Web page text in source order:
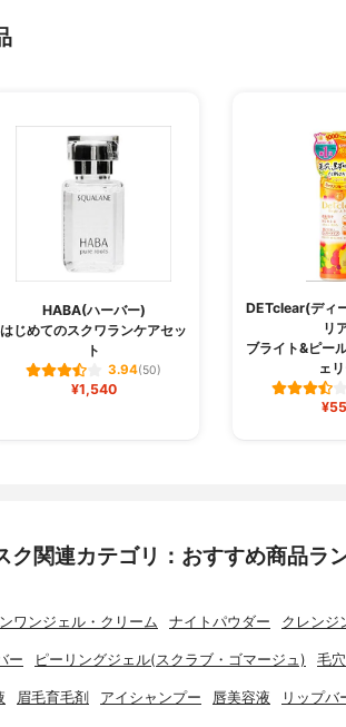
HABA(ハーバー)
はじめてのスクワランケアセッ
ト
3.94(50)
¥1,540
DETclear(ディ
リ
ブライト&ピー
ェ
ク関連カテゴリ：おすすめ商品ラ
ワンジェル・クリーム ナイトパウダー クレンジ
ー ピーリングジェル(スクラブ・ゴマージュ) 毛
眉毛育毛剤 アイシャンプー 唇美容液 リップバ